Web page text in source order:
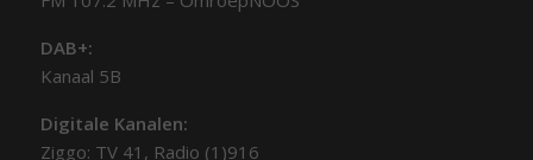
DAB+:
Kanaal 5B
Digitale Kanalen:
Ziggo: TV 41, Radio (1)916